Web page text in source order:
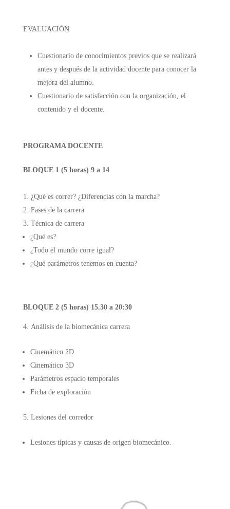
EVALUACIÓN
Cuestionario de conocimientos previos que se realizará
antes y después de la actividad docente para conocer la
mejora del alumno.
Cuestionario de satisfacción con la organización, el
contenido y el docente.
PROGRAMA DOCENTE
BLOQUE 1 (5 horas) 9 a 14
¿Qué es correr? ¿Diferencias con la marcha?
Fases de la carrera
Técnica de carrera
¿Qué es?
¿Todo el mundo corre igual?
¿Qué parámetros tenemos en cuenta?
BLOQUE 2 (5 horas) 15.30 a 20:30
Análisis de la biomecánica carrera
Cinemático 2D
Cinemático 3D
Parámetros espacio temporales
Ficha de exploración
Lesiones del corredor
Lesiones típicas y causas de origen biomecánico.